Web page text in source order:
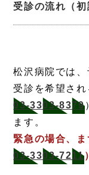
受診の流れ（初
松沢病院では、
受診を希望さ
03-3303-8379
ます。
緊急の場合、
03-3303-7211